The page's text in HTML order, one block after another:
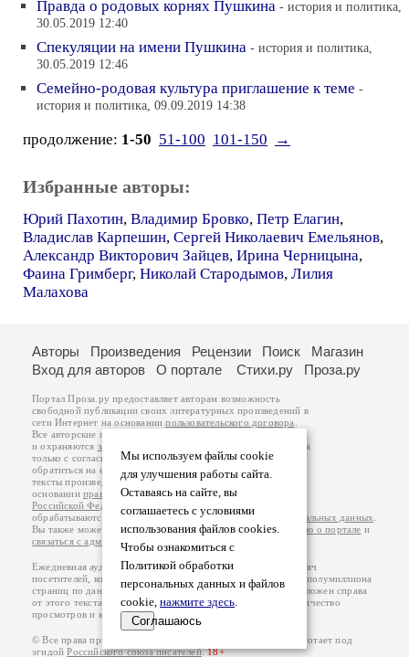
Правда о родовых корнях Пушкина - история и политика,
30.05.2019 12:40
Спекуляции на имени Пушкина - история и политика,
30.05.2019 12:46
Семейно-родовая культура приглашение к теме -
история и политика, 09.09.2019 14:38
продолжение: 1-50 51-100 101-150 →
Избранные авторы:
Юрий Пахотин, Владимир Бровко, Петр Елагин,
Владислав Карпешин, Сергей Николаевич Емельянов,
Александр Викторович Зайцев, Ирина Черницына,
Фаина Гримберг, Николай Стародымов, Лилия
Малахова
Мы используем файлы cookie
для улучшения работы сайта.
Оставаясь на сайте, вы
соглашаетесь с условиями
использования файлов cookies.
Чтобы ознакомиться с
Политикой обработки
персональных данных и файлов
cookie, нажмите здесь.
Соглашаюсь
Авторы Произведения Рецензии Поиск
Магазин
Вход для авторов
О портале Стихи.ру Проза.ру
Портал Проза.ру предоставляет авторам возможность
свободной публикации своих литературных произведений в
сети Интернет на основаниипользовательского договора
Все авторские права на произведения принадлежат авторам
и охраняются законом
. Перепечатка произведений возможна
только с согласия его автора, к которому вы можете
обратиться на его авторской странице. Ответственность за
тексты произведений авторы несут самостоятельно на
основанииправил публикацииизаконодательства
Российской Федерации
обрабатываются на основанииПолитики обработки персональных данных
Вы также можете посмотреть более подробнуюинформацию о портале и
связаться с администрацией
Ежедневная аудитория портала Проза.ру – порядка 100 тысяч
посетителей, которые в общей сумме просматривают более полумиллиона
страниц по данным счетчика посещаемости, который расположен справа
от этого текста. В каждой графе указано по две цифры: количество
просмотров и количество посетителей.
© Все права принадлежат авторам, 2000-2026. Портал работает под
эгидойРоссийского союза писателей.18+